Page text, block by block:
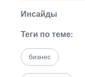
Инсайды
Теги по теме:
бизнес